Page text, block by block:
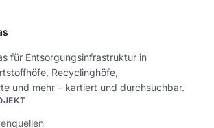
für Entsorgungsinfrastruktur in
Recyclinghöfe,
und mehr – kartiert und durchsuchbar.